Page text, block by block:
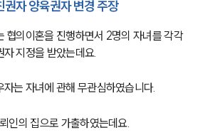
권자 양육권자 변경 주장
협의이혼을 진행하면서 2명의 자녀를 각각
지정을 받았는데요.
는 자녀에 관해 무관심하였습니다.
인의 집으로 가출하였는데요.